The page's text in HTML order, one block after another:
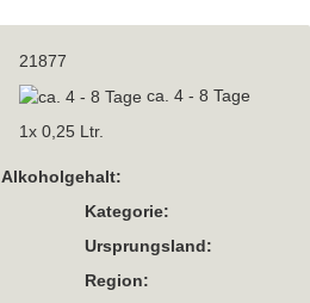
21877
ca. 4 - 8 Tage
1x 0,25 Ltr.
Alkoholgehalt:
Kategorie:
Ursprungsland:
Region: